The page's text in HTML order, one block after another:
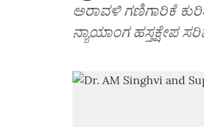
ಅರಾವಳಿ ಗಣಿಗಾರಿಕೆ
ನ್ಯಾಯಾಂಗ ಹಸ್ತಕ್ಷೇಪ